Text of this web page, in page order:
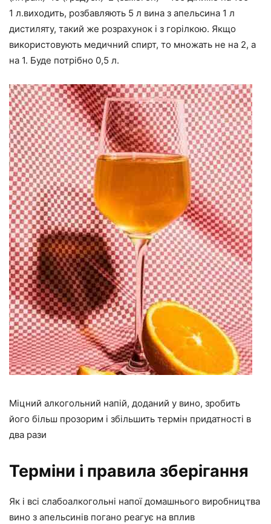
1 л.виходить, розбавляють 5 л вина з апельсина 1 л
дистиляту, такий же розрахунок і з горілкою. Якщо
використовують медичний спирт, то множать не на 2, а
на 1. Буде потрібно 0,5 л.
Міцний алкогольний напій, доданий у вино, зробить
його більш прозорим і збільшить термін придатності в
два рази
Терміни і правила зберігання
Як і всі слабоалкогольні напої домашнього виробництва
вино з апельсинів погано реагує на вплив